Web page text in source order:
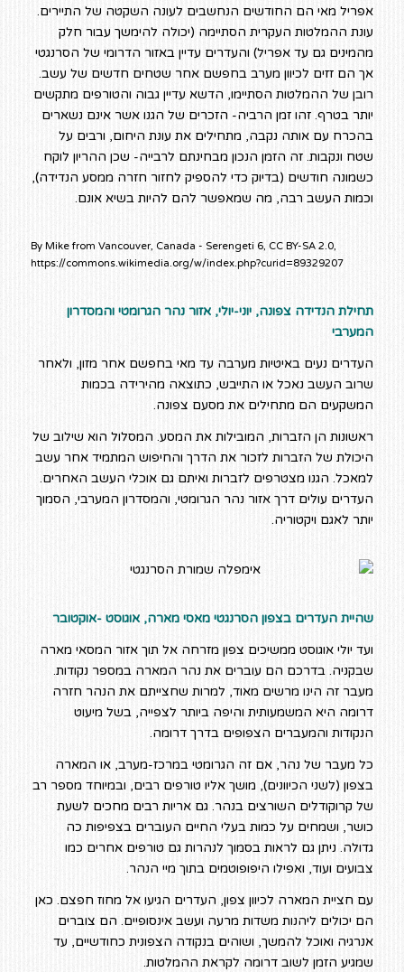
אפריל מאי הם החודשים הנחשבים לעונה השקטה של התיירים.
עונת ההמלטות העקרית הסתיימה (יכולה להימשך עבור חלק
מהמינים גם עד אפריל) והעדרים עדיין באזור הדרומי של הסרנגטי
אך הם זזים לכיוון מערב בחפשם אחר שטחים חדשים של עשב.
רובן של ההמלטות הסתיימו, הדשא עדיין גבוה והטורפים מתקשים
יותר בטרף. זהו זמן הרביה- הזכרים של הגנו אשר אינם נשארים
בהכרח עם אותה נקבה, מתחילים את עונת היחום, ורבים על
שטח ונקבות. זה הזמן הנכון מבחינתם לרבייה- שכן ההריון לוקח
כשמונה חודשים (בדיוק כדי להספיק לחזור חזרה ממסע הנדידה),
וכמות העשב רבה, מה שמאפשר להם להיות בשיא אונם.
By Mike from Vancouver, Canada - Serengeti 6, CC BY-SA 2.0,
https://commons.wikimedia.org/w/index.php?curid=89329207
תחילת הנדידה צפונה, יוני-יולי, אזור נהר הגרומטי והמסדרון
המערבי
העדרים נעים באיטיות מערבה עד מאי בחפשם אחר מזון, ולאחר
שרוב העשב נאכל או התייבש, כתוצאה מהירידה בכמות
המשקעים הם מתחילים את מסעם צפונה.
ראשונות הן הזברות, המובילות את המסע. המסלול הוא שילוב של
היכולת של הזברות לזכור את הדרך והחיפוש המתמיד אחר עשב
למאכל. הגנו מצטרפים לזברות ואיתם גם אוכלי העשב האחרים.
העדרים עולים דרך אזור נהר הגרומטי, והמסדרון המערבי, הסמוך
יותר לאגם ויקטוריה.
שהיית העדרים בצפון הסרנגטי מאסי מארה, אוגוסט -אוקטובר
ועד יולי אוגוסט ממשיכים צפון מזרחה אל תוך אזור המסאי מארה
שבקניה. בדרכם הם עוברים את נהר המארה במספר נקודות.
מעבר זה הינו מרשים מאוד, למרות שחצייתם את הנהר חזרה
דרומה היא המשמעותית והיפה ביותר לצפייה, בשל מיעוט
הנקודות והמעברים הצפופים בדרך דרומה.
כל מעבר של נהר, אם זה הגרומטי במרכז-מערב, או המארה
בצפון (לשני הכיוונים), מושך אליו טורפים רבים, ובמיוחד מספר רב
של קרוקודלים השורצים בנהר. גם אריות רבים מחכים לשעת
כושר, ושמחים על כמות בעלי החיים העוברים בצפיפות כה
גדולה. ניתן גם לראות בסמוך לנהרות גם טורפים אחרים כמו
צבועים ועוד, ואפילו היפופוטמים בתוך מיי הנהר.
עם חציית המארה לכיוון צפון, העדרים הגיעו אל מחוז חפצם. כאן
הם יכולים ליהנות משדות מרעה ועשב אינסופיים. הם צוברים
אנרגיה ואוכל להמשך, ושוהים בנקודה הצפונית כחודשיים, עד
שמגיע הזמן לשוב דרומה לקראת ההמלטות.